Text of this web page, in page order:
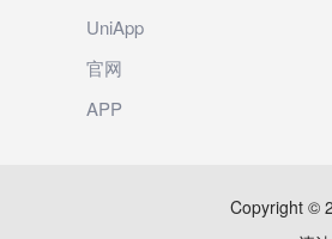
UniApp
官网
APP
Copyright ©